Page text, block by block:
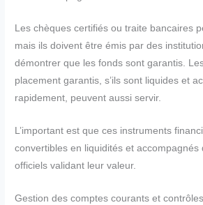
Les chèques certifiés ou traite bancaires
mais ils doivent être émis par des
démontrer que les fonds sont garantis.
placement garantis, s’ils sont liquides et
rapidement, peuvent aussi servir.
L’important est que ces instruments
convertibles en liquidités et accompagnés
officiels validant leur valeur.
Gestion des comptes courants et